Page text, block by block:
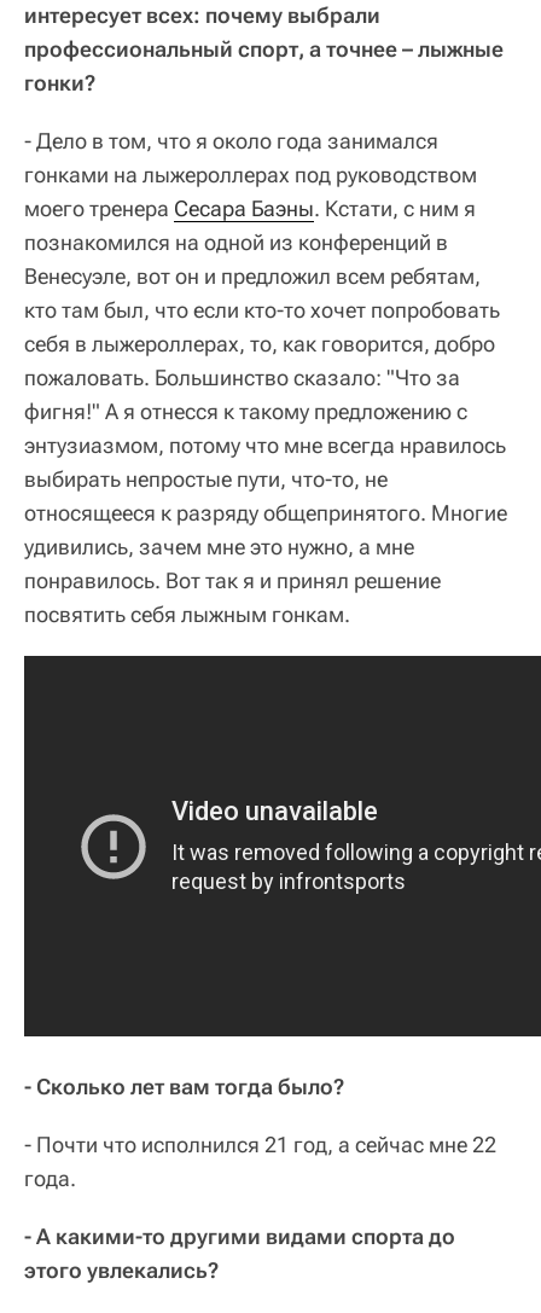
интересует всех: почему выбрали
профессиональный спорт, а точнее – лыжные
гонки?
- Дело в том, что я около года занимался
гонками на лыжероллерах под руководством
моего тренера Сесара Баэны. Кстати, с ним я
познакомился на одной из конференций в
Венесуэле, вот он и предложил всем ребятам,
кто там был, что если кто-то хочет попробовать
себя в лыжероллерах, то, как говорится, добро
пожаловать. Большинство сказало: "Что за
фигня!" А я отнесся к такому предложению с
энтузиазмом, потому что мне всегда нравилось
выбирать непростые пути, что-то, не
относящееся к разряду общепринятого. Многие
удивились, зачем мне это нужно, а мне
понравилось. Вот так я и принял решение
посвятить себя лыжным гонкам.
- Сколько лет вам тогда было?
- Почти что исполнился 21 год, а сейчас мне 22
года.
- А какими-то другими видами спорта до
этого увлекались?